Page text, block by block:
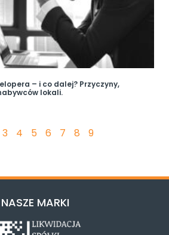
– i co dalej? Przyczyny,
lokali.
3 4 5 6 7 8 9
NASZE MARKI